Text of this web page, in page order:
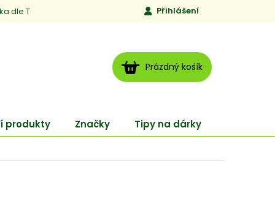
dle TCM Jen to, čemu věříme
Přihlášení
NÁKUPNÍ
KOŠÍK
Prázdný košík
produkty Značky Tipy na dárky